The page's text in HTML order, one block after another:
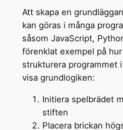
Att skapa en
kan göras i många
såsom JavaScript,
förenklat exempel på
strukturera programmet
visa grundlogiken:
Initiera spelbrädet
stiften
Placera brickan